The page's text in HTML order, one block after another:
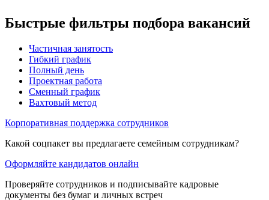
Быстрые фильтры подбора вакансий
Частичная занятость
Гибкий график
Полный день
Проектная работа
Сменный график
Вахтовый метод
Корпоративная поддержка сотрудников
Какой соцпакет вы предлагаете семейным сотрудникам?
Оформляйте кандидатов онлайн
Проверяйте сотрудников и подписывайте кадровые
документы без бумаг и личных встреч